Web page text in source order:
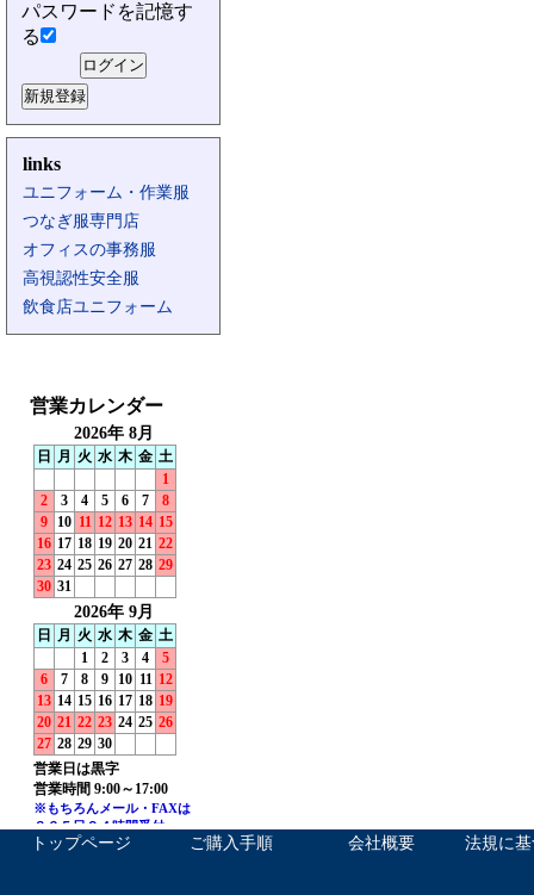
パスワードを記憶す
る
links
ユニフォーム・作業服
つなぎ服専門店
オフィスの事務服
高視認性安全服
飲食店ユニフォーム
トップページ ご購入手順 会社概要 法規に